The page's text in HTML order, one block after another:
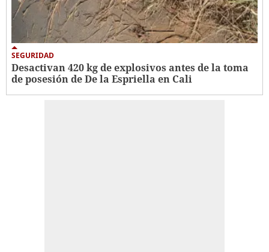
SEGURIDAD
Desactivan 420 kg de explosivos antes de la toma
de posesión de De la Espriella en Cali